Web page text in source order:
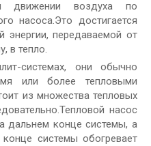
движении воздуха по
насоса.Это достигается
энергии, передаваемой от
в тепло.
системах, они обычно
или более тепловыми
из множества тепловых
насос
дальнем конце системы, а
системы обогревает